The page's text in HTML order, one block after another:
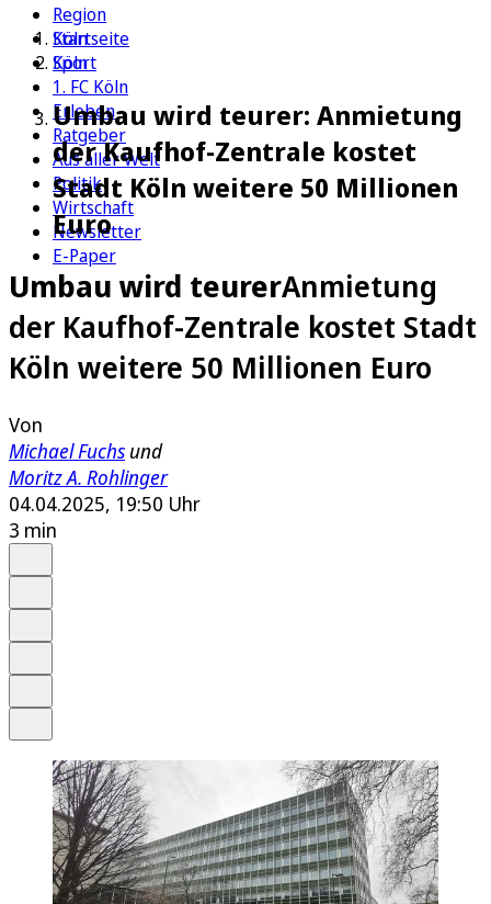
Region
Köln
Sport
1. FC Köln
Erleben
Ratgeber
Aus aller Welt
Politik
Wirtschaft
Newsletter
E-Paper
Startseite
Köln
Umbau wird teurer: Anmietung
der Kaufhof-Zentrale kostet
Stadt Köln weitere 50 Millionen
Euro
Umbau wird teurerAnmietung
der Kaufhof-Zentrale kostet Stadt
Köln weitere 50 Millionen Euro
Von
Michael Fuchs und
Moritz A. Rohlinger
04.04.2025, 19:50 Uhr
3 min